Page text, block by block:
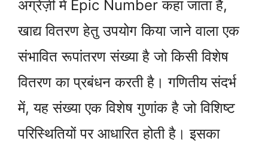
अंग्रेज़ी में Epic Number कहा जाता है,
खाद्य वितरण हेतु उपयोग किया जाने वाला एक
संभावित रूपांतरण संख्या है जो किसी विशेष
वितरण का प्रबंधन करती है। गणितीय संदर्भ
में, यह संख्या एक विशेष गुणांक है जो विशिष्ट
परिस्थितियों पर आधारित होती है। इसका